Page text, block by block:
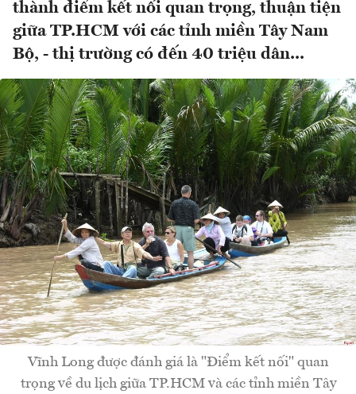
thành điểm kết nối quan trọng, thuận tiện
giữa TP.HCM với các tỉnh miền Tây Nam
Bộ, - thị trường có đến 40 triệu dân...
Vĩnh Long được đánh giá là "Điểm kết nối" quan
trọng về du lịch giữa TP.HCM và các tỉnh miền Tây